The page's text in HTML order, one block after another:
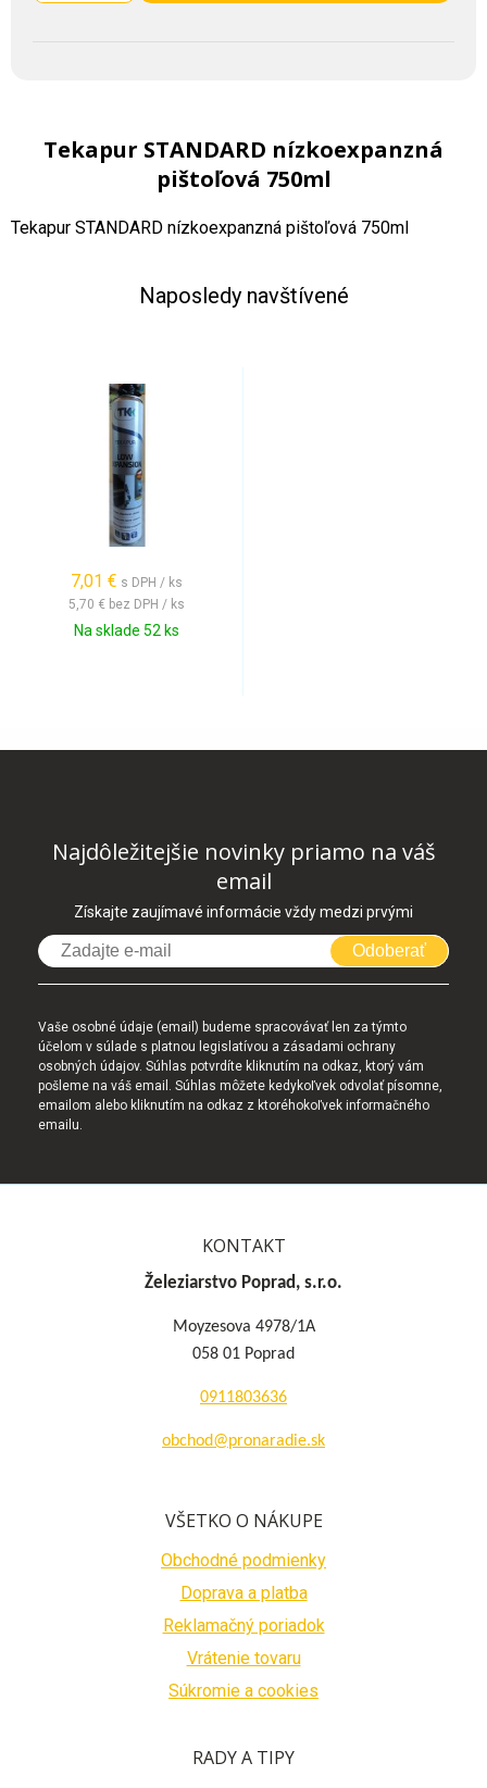
Tekapur STANDARD nízkoexpanzná
pištoľová 750ml
Tekapur STANDARD nízkoexpanzná pištoľová 750ml
Naposledy navštívené
7,01 € s DPH / ks
5,70 € bez DPH / ks
Na sklade 52 ks
Najdôležitejšie novinky priamo na váš
email
Získajte zaujímavé informácie vždy medzi prvými
Odoberať
Vaše osobné údaje (email) budeme spracovávať len za týmto
účelom v súlade s platnou legislatívou a zásadami ochrany
osobných údajov. Súhlas potvrdíte kliknutím na odkaz, ktorý vám
pošleme na váš email. Súhlas môžete kedykoľvek odvolať písomne,
emailom alebo kliknutím na odkaz z ktoréhokoľvek informačného
emailu.
KONTAKT
Železiarstvo Poprad, s.r.o.
Moyzesova 4978/1A
058 01 Poprad
0911803636
obchod@pronaradie.sk
VŠETKO O NÁKUPE
Obchodné podmienky
Doprava a platba
Reklamačný poriadok
Vrátenie tovaru
Súkromie a cookies
RADY A TIPY